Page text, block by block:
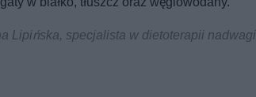
Lipińska, specjalista w dietoterapii nadwagi